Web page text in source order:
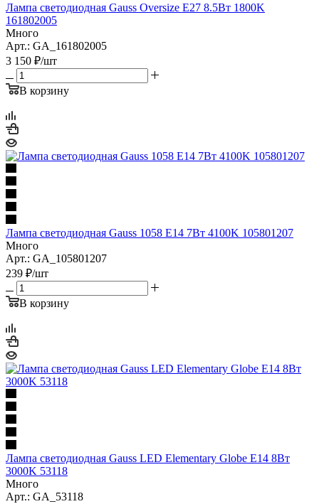
Лампа светодиодная Gauss Oversize E27 8.5Вт 1800K
161802005
Много
Арт.: GA_161802005
3 150 ₽/шт
В корзину
Лампа светодиодная Gauss 1058 E14 7Вт 4100K 105801207
Много
Арт.: GA_105801207
239 ₽/шт
В корзину
Лампа светодиодная Gauss LED Elementary Globe E14 8Вт
3000K 53118
Много
Арт.: GA_53118